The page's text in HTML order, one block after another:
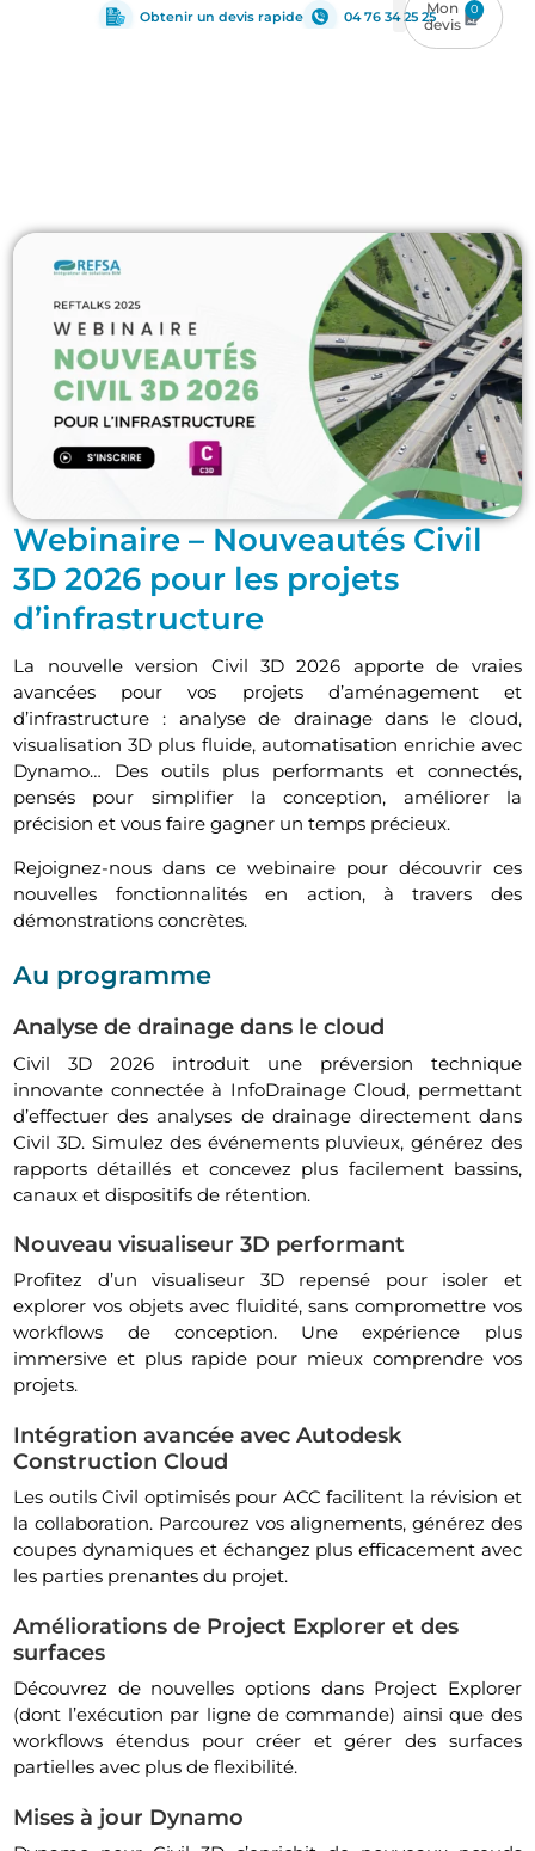
Obtenir un devis rapide 04 76 34 25 25 0
Infrastructure
Webinaire – Nouveautés Civil
3D 2026 pour les projets
d’infrastructure
La nouvelle version Civil 3D 2026 apporte de vraies
avancées pour vos projets d’aménagement et
d’infrastructure : analyse de drainage dans le cloud,
visualisation 3D plus fluide, automatisation enrichie avec
Dynamo… Des outils plus performants et connectés,
pensés pour simplifier la conception, améliorer la
précision et vous faire gagner un temps précieux.
Rejoignez-nous dans ce webinaire pour découvrir ces
nouvelles fonctionnalités en action, à travers des
démonstrations concrètes.
Au programme
Analyse de drainage dans le cloud
Civil 3D 2026 introduit une préversion technique
innovante connectée à InfoDrainage Cloud, permettant
d’effectuer des analyses de drainage directement dans
Civil 3D. Simulez des événements pluvieux, générez des
rapports détaillés et concevez plus facilement bassins,
canaux et dispositifs de rétention.
Nouveau visualiseur 3D performant
Profitez d’un visualiseur 3D repensé pour isoler et
explorer vos objets avec fluidité, sans compromettre vos
workflows de conception. Une expérience plus
immersive et plus rapide pour mieux comprendre vos
projets.
Intégration avancée avec Autodesk
Construction Cloud
Les outils Civil optimisés pour ACC facilitent la révision et
la collaboration. Parcourez vos alignements, générez des
coupes dynamiques et échangez plus efficacement avec
les parties prenantes du projet.
Améliorations de Project Explorer et des
surfaces
Découvrez de nouvelles options dans Project Explorer
(dont l’exécution par ligne de commande) ainsi que des
workflows étendus pour créer et gérer des surfaces
partielles avec plus de flexibilité.
Mises à jour Dynamo